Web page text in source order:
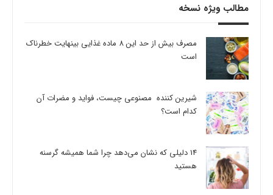
مطالب ویژه نسخه
مصرف بیش از حد این 8 ماده غذایی بینهایت خطرناک
است
شیرین کننده مصنوعی چیست، فواید و مضرات آن
کدام است؟
14 دلیلی که نشان می‌دهد چرا شما همیشه گرسنه
هستید